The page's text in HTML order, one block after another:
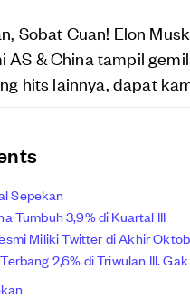
Sobat Cuan! Elon
AS & China tampil
hits lainnya, dapat
Sepekan
Tumbuh 3,9% di Kuartal III
Miliki Twitter di Akhir
2,6% di Triwulan III.